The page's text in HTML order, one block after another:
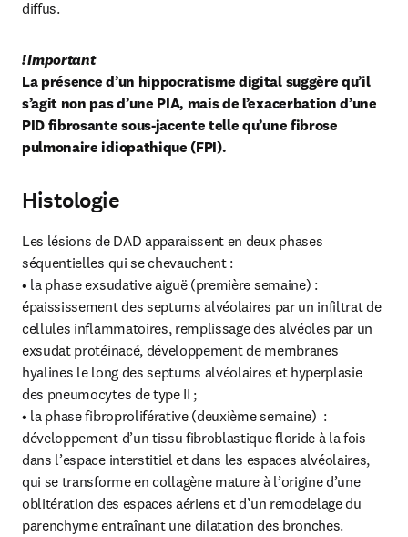
diffus.
! Important
La présence d’un hippocratisme digital suggère qu’il
s’agit non pas d’une PIA, mais de l’exacerbation d’une
PID fibrosante sous-jacente telle qu’une fibrose
pulmonaire idiopathique (FPI).
Histologie
Les lésions de DAD apparaissent en deux phases
séquentielles qui se chevauchent :
• la phase exsudative aiguë (première semaine) :
épaississement des septums alvéolaires par un infiltrat de
cellules inflammatoires, remplissage des alvéoles par un
exsudat protéinacé, développement de membranes
hyalines le long des septums alvéolaires et hyperplasie
des pneumocytes de type II ;
• la phase fibroproliférative (deuxième semaine)  :
développement d’un tissu fibroblastique floride à la fois
dans l’espace interstitiel et dans les espaces alvéolaires,
qui se transforme en collagène mature à l’origine d’une
oblitération des espaces aériens et d’un remodelage du
parenchyme entraînant une dilatation des bronches.